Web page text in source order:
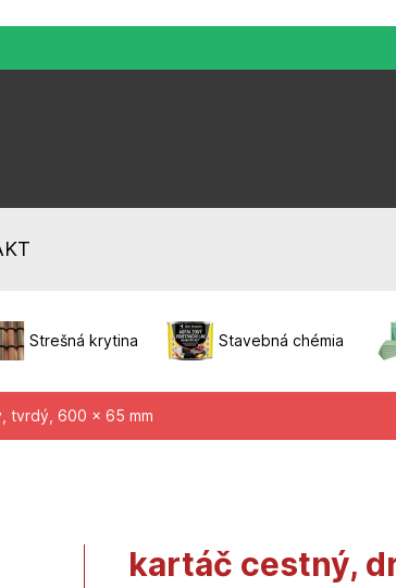
Strešná krytina Stavebná chémia
tvrdý, 600 x 65 mm
kartáč cestný,